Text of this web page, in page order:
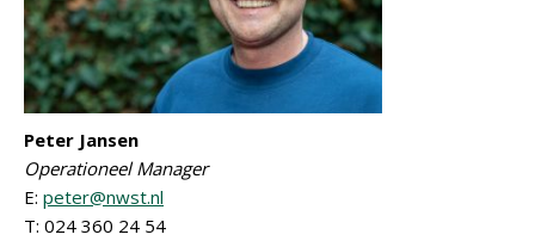
Peter Jansen
Operationeel Manager
E: peter@nwst.nl
T: 024 360 24 54